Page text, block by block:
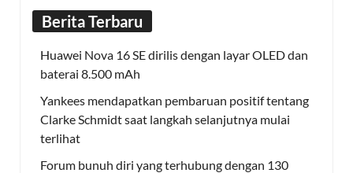
Berita Terbaru
Huawei Nova 16 SE dirilis dengan layar OLED dan
baterai 8.500 mAh
Yankees mendapatkan pembaruan positif tentang
Clarke Schmidt saat langkah selanjutnya mulai
terlihat
Forum bunuh diri yang terhubung dengan 130